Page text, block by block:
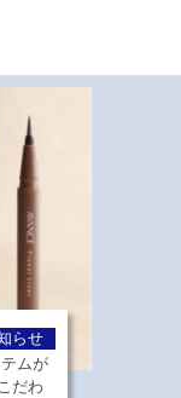
らせ
ムが
だわ